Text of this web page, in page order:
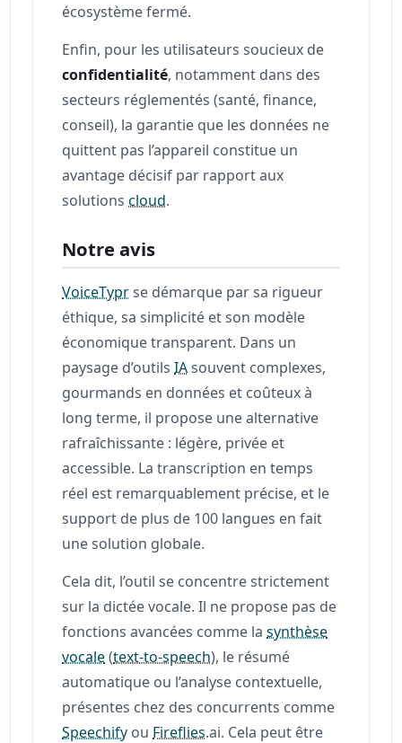
écosystème fermé.
Enfin, pour les utilisateurs soucieux de
confidentialité, notamment dans des
secteurs réglementés (santé, finance,
conseil), la garantie que les données ne
quittent pas l’appareil constitue un
avantage décisif par rapport aux
solutionscloud.
Notre avis
VoiceTyprse démarque par sa rigueur
éthique, sa simplicité et son modèle
économique transparent. Dans un
paysage d’outilsIAsouvent complexes,
gourmands en données et coûteux à
long terme, il propose une alternative
rafraîchissante : légère, privée et
accessible. La transcription en temps
réel est remarquablement précise, et le
support de plus de 100 langues en fait
une solution globale.
Cela dit, l’outil se concentre strictement
sur la dictée vocale. Il ne propose pas de
fonctions avancées comme lasynthèse
vocale(text-to-speech), le résumé
automatique ou l’analyse contextuelle,
présentes chez des concurrents comme
Speechify ou Fireflies.ai. Cela peut être